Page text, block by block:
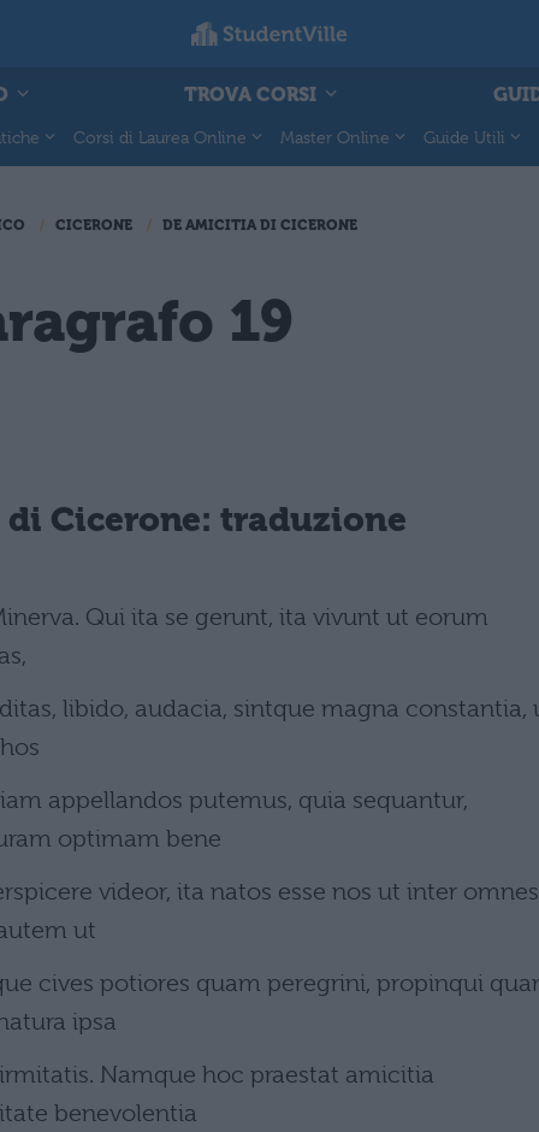
TROVA CORSI
Corsi di Laurea Online Master Online Guide Utili
CICERONE DE AMICITIA DI CICERONE
19
Cicerone: traduzione
Qui ita se gerunt, ita vivunt ut eorum
libido, audacia, sintque magna constantia,
appellandos putemus, quia sequantur,
optimam bene
videor, ita natos esse nos ut inter omnes
ut
cives potiores quam peregrini, propinqui
ipsa
Namque hoc praestat amicitia
benevolentia